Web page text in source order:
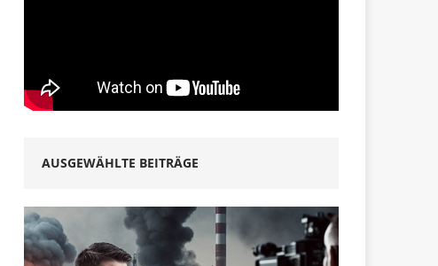
AUSGEWÄHLTE BEITRÄGE